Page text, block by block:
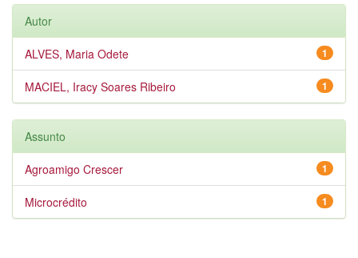
Autor
1
ALVES, Maria Odete
1
MACIEL, Iracy Soares Ribeiro
Assunto
1
Agroamigo Crescer
1
Microcrédito